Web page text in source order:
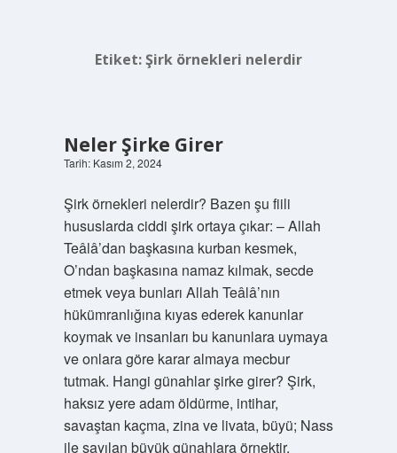
Etiket:Şirk örnekleri nelerdir
Neler Şirke Girer
Tarih: Kasım 2, 2024
Şirk örnekleri nelerdir? Bazen şu fiili
hususlarda ciddi şirk ortaya çıkar: – Allah
Teâlâ’dan başkasına kurban kesmek,
O’ndan başkasına namaz kılmak, secde
etmek veya bunları Allah Teâlâ’nın
hükümranlığına kıyas ederek kanunlar
koymak ve insanları bu kanunlara uymaya
ve onlara göre karar almaya mecbur
tutmak. Hangi günahlar şirke girer? Şirk,
haksız yere adam öldürme, intihar,
savaştan kaçma, zina ve livata, büyü; Nass
ile sayılan büyük günahlara örnektir.